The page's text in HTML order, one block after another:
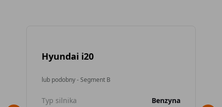
Hyundai i20
lub podobny - Segment B
Typ silnika
Benzyna